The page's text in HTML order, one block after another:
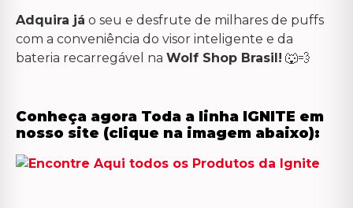
Adquira já o seu e desfrute de milhares de puffs
com a conveniência do visor inteligente e da
bateria recarregável na Wolf Shop Brasil! 🐺💨
Conheça agora Toda a linha IGNITE em
nosso site (clique na imagem abaixo):